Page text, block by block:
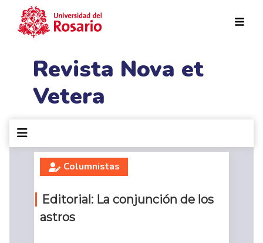
Revista Nova et
Vetera
Columnistas
Editorial: La conjunción de los
astros